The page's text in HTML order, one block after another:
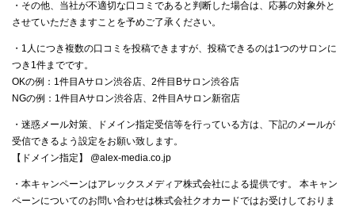
・その他、当社が不適切な口コミであると判断した場合は、応募の対象外と
させていただきますことを予めご了承ください。
・1人につき複数の口コミを投稿できますが、投稿できるのは1つのサロンに
つき1件までです。
OKの例：1件目Aサロン渋谷店、2件目Bサロン渋谷店
NGの例：1件目Aサロン渋谷店、2件目Aサロン新宿店
・迷惑メール対策、ドメイン指定受信等を行っている方は、下記のメールが
受信できるよう設定をお願い致します。
【ドメイン指定】 @alex-media.co.jp
・本キャンペーンはアレックスメディア株式会社による提供です。 本キャン
ペーンについてのお問い合わせは株式会社クオカードではお受けしておりま